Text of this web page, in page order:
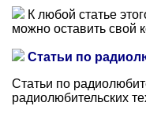
К любой статье
можно оставить свой
Статьи по
Статьи по
радиолюбительских